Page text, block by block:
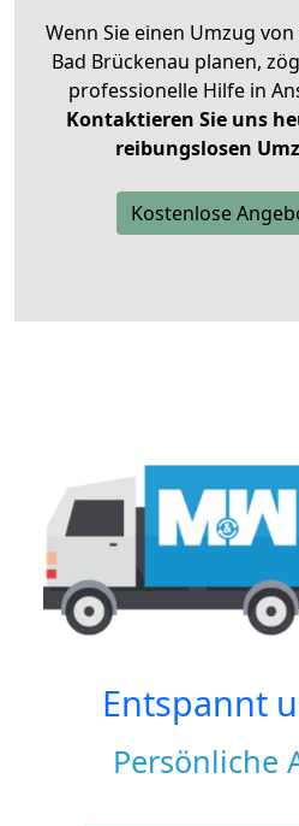
Wenn Sie einen Umzug
Bad Brückenau planen,
professionelle Hilfe in
Kontaktieren Sie uns
reibungslosen
Kostenlose
Entspannt
Persönliche